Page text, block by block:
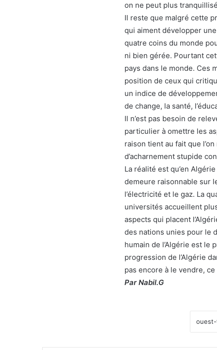
on ne peut plus
Il reste que malgré cette
qui aiment développer
quatre coins du monde
ni bien gérée. Pourtant
pays dans le monde. Ces
position de ceux qui
un indice de
de change, la santé,
Il n’est pas besoin de
particulier à omettre les
raison tient au fait que
d’acharnement stupide
La réalité est qu’en
demeure raisonnable sur
l’électricité et le gaz. La
universités accueillent
aspects qui placent
des nations unies pour le
humain de l’Algérie est le
progression de l’Algérie
pas encore à le vendre,
Par Nabil.G